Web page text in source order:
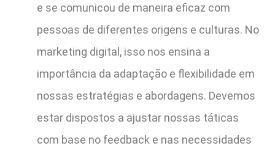
e se comunicou de maneira eficaz com
pessoas de diferentes origens e culturas. No
marketing digital, isso nos ensina a
importância da adaptação e flexibilidade em
nossas estratégias e abordagens. Devemos
estar dispostos a ajustar nossas táticas
com base no feedback e nas necessidades